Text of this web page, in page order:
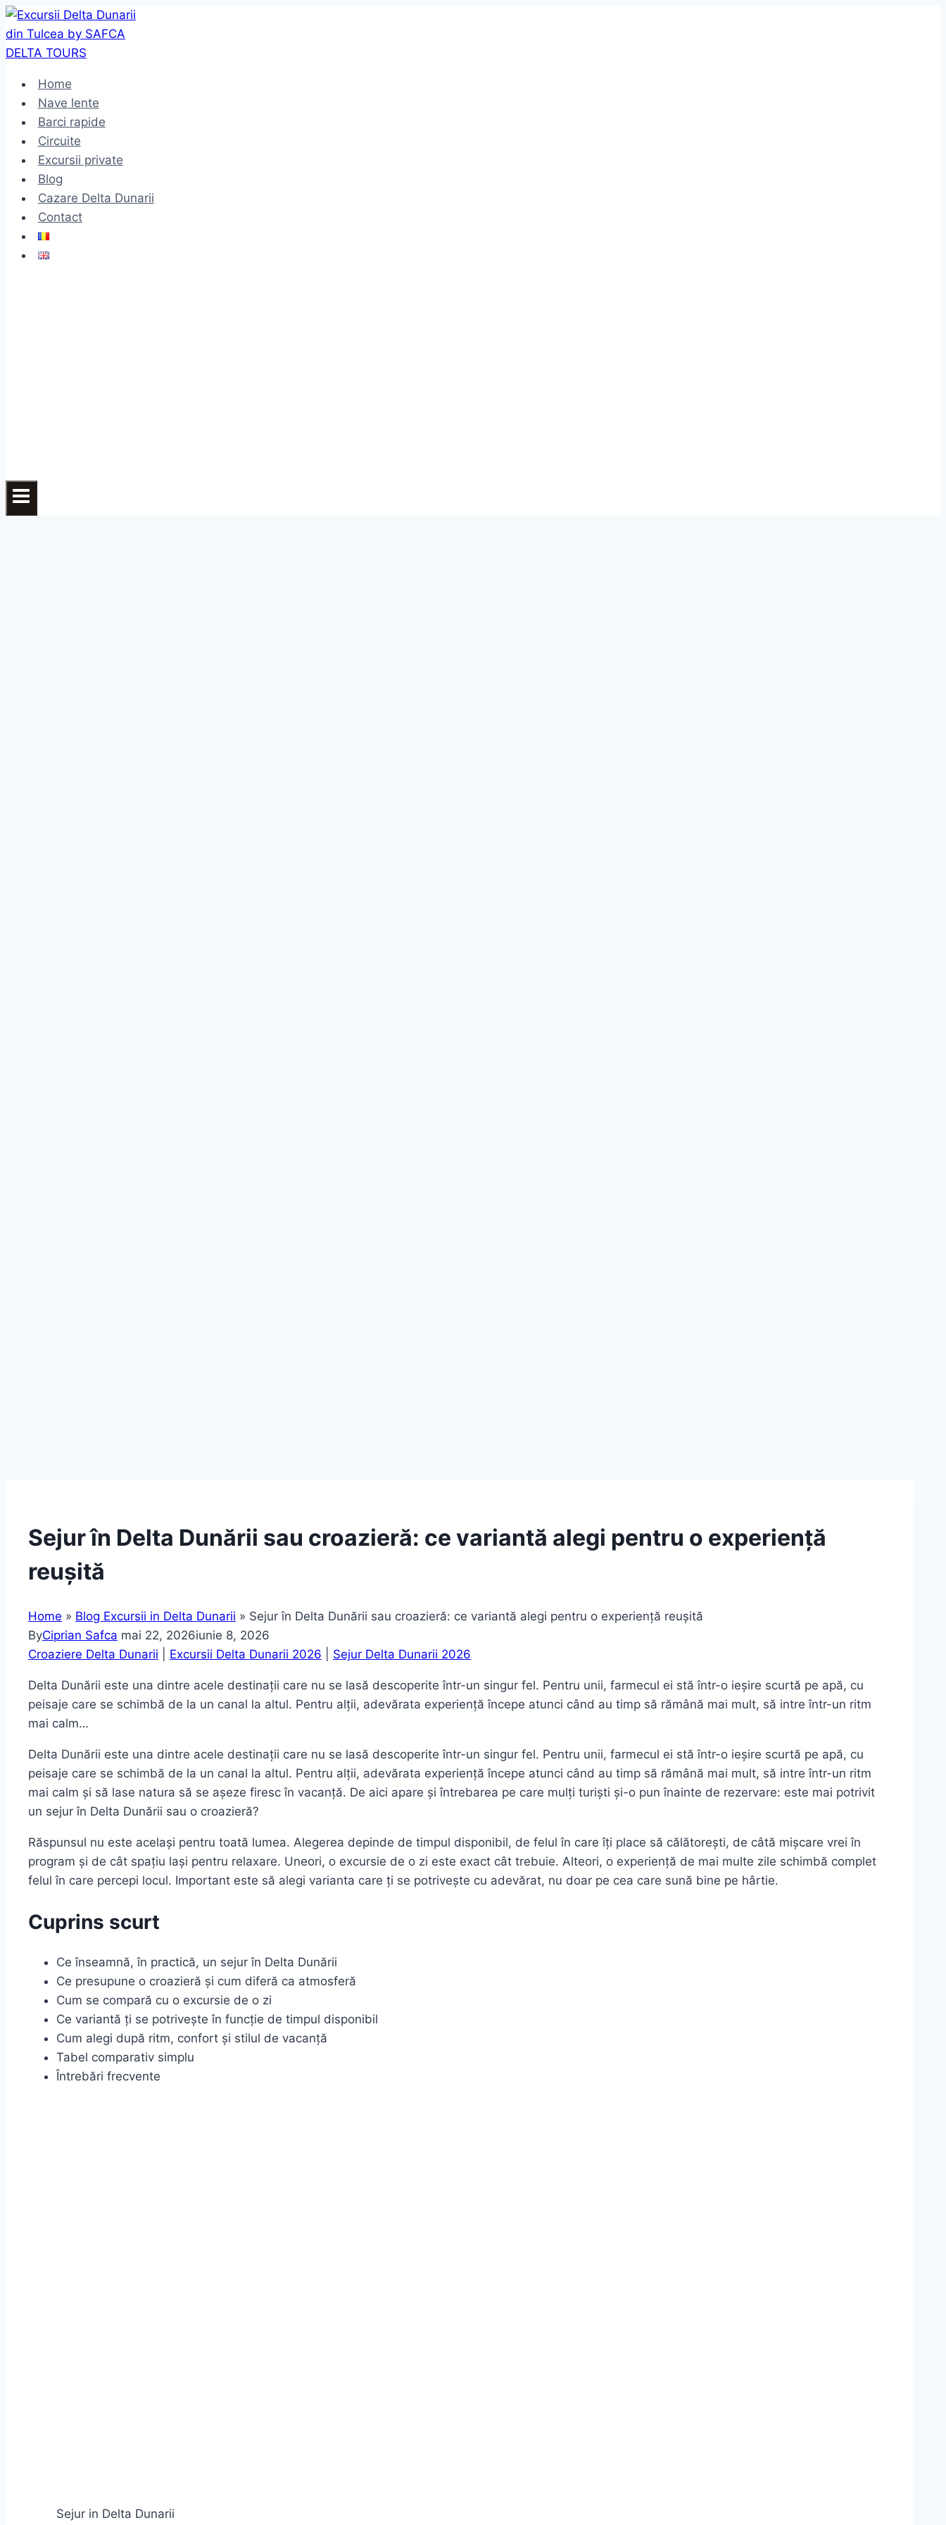
Skip
to
content
Home
Nave lente
Barci rapide
Circuite
Excursii private
Blog
Cazare Delta Dunarii
Contact
Sejur în Delta Dunării sau croazieră: ce variantă alegi pentru o experiență
reușită
Home » Blog Excursii in Delta Dunarii » Sejur în Delta Dunării sau croazieră: ce variantă alegi pentru o experiență reușită
ByCiprian Safca mai 22, 2026iunie 8, 2026
Croaziere Delta Dunarii
Excursii Delta Dunarii 2026 Sejur Delta Dunarii 2026
Delta Dunării este una dintre acele destinații care nu se lasă descoperite într-un singur fel. Pentru unii, farmecul ei stă într-o ieșire scurtă pe apă, cu
peisaje care se schimbă de la un canal la altul. Pentru alții, adevărata experiență începe atunci când au timp să rămână mai mult, să intre într-un ritm
mai calm…
Delta Dunării este una dintre acele destinații care nu se lasă descoperite într-un singur fel. Pentru unii, farmecul ei stă într-o ieșire scurtă pe apă, cu
peisaje care se schimbă de la un canal la altul. Pentru alții, adevărata experiență începe atunci când au timp să rămână mai mult, să intre într-un ritm
mai calm și să lase natura să se așeze firesc în vacanță. De aici apare și întrebarea pe care mulți turiști și-o pun înainte de rezervare: este mai potrivit
un sejur în Delta Dunării sau o croazieră?
Răspunsul nu este același pentru toată lumea. Alegerea depinde de timpul disponibil, de felul în care îți place să călătorești, de câtă mișcare vrei în
program și de cât spațiu lași pentru relaxare. Uneori, o excursie de o zi este exact cât trebuie. Alteori, o experiență de mai multe zile schimbă complet
felul în care percepi locul. Important este să alegi varianta care ți se potrivește cu adevărat, nu doar pe cea care sună bine pe hârtie.
Cuprins scurt
Ce înseamnă, în practică, un sejur în Delta Dunării
Ce presupune o croazieră și cum diferă ca atmosferă
Cum se compară cu o excursie de o zi
Ce variantă ți se potrivește în funcție de timpul disponibil
Cum alegi după ritm, confort și stilul de vacanță
Tabel comparativ simplu
Întrebări frecvente
Sejur in Delta Dunarii